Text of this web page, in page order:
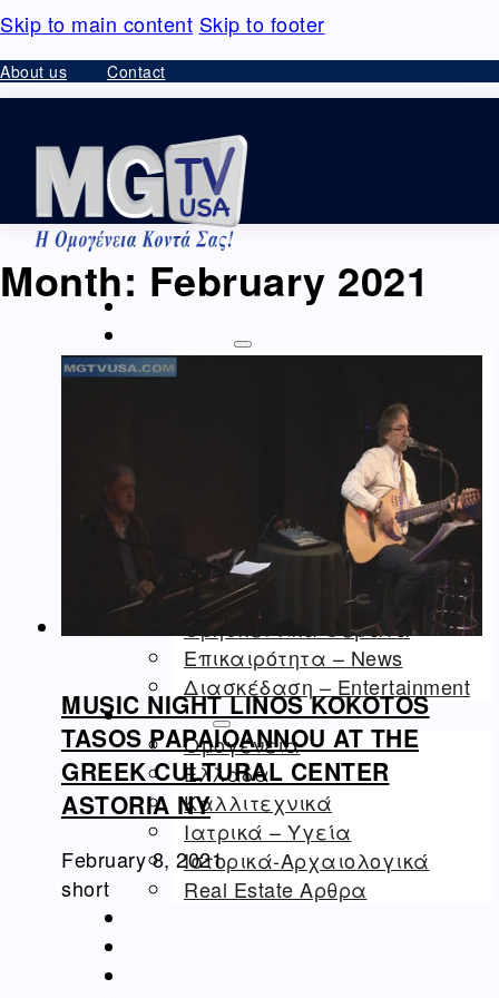
Skip to main content Skip to footer
About us Contact
Ομογένεια – Community
Καλλιτεχνικά –
Διαφημίσεις – Ads
Real Estate
Εμπόριο – Commerce
Ιατρικά-Medical
Ιστορικά Video
Θρησκευτικά Θέματα
Επικαιρότητα – News
Διασκέδαση – Entertainment
ΑΡΘΡΟΓΡΑΦΊΑ
Ομογένεια
Ελλάδα
Καλλιτεχνικά
Ιατρικά – Υγεία
Ιστορικά-Αρχαιολογικά
Real Estate Αρθρα
Month: February 2021
MUSIC NIGHT LINOS KOKOTOS
TASOS PAPAIOANNOU AT THE
GREEK CULTURAL CENTER
ASTORIA NY
February 8, 2021
short